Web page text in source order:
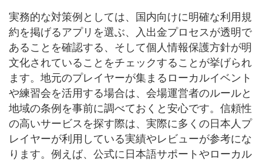
実務的な対策例としては、国内向けに明確な利用規
約を掲げるアプリを選ぶ、入出金プロセスが透明で
あることを確認する、そして個人情報保護方針が明
文化されていることをチェックすることが挙げられ
ます。地元のプレイヤーが集まるローカルイベント
や練習会を活用する場合は、会場運営者のルールと
地域の条例を事前に調べておくと安心です。信頼性
の高いサービスを探す際は、実際に多くの日本人プ
レイヤーが利用している実績やレビューが参考にな
ります。例えば、公式に日本語サポートやローカル